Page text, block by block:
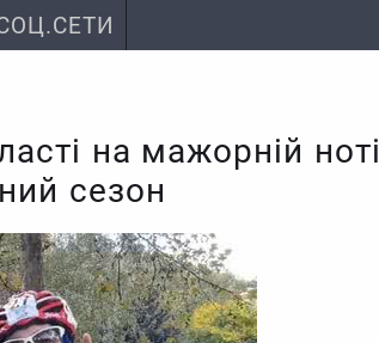
на мажорній ноті
сезон